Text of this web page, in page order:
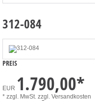
312-084
PREIS
EUR 1.790,00*
* zzgl. MwSt. zzgl. Versandkosten